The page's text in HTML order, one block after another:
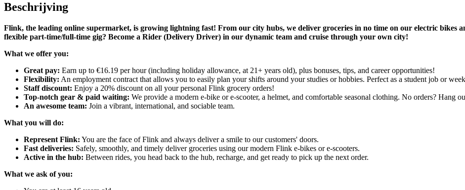
Beschrijving
Flink, the leading online supermarket, is growing lightning fast! From our city hubs, we deliver groceries in no time on our electric bikes
flexible part-time/full-time gig? Become a Rider (Delivery Driver) in our dynamic team and cruise through your own city!
What we offer you:
Great pay: Earn up to €16.19 per hour (including holiday allowance, at 21+ years old), plus bonuses, tips, and career opportunities!
Flexibility: An employment contract that allows you to easily plan your shifts around your studies or hobbies. Perfect as a student job or
Staff discount: Enjoy a 20% discount on all your personal Flink grocery orders!
Top-notch gear & paid waiting: We provide a modern e-bike or e-scooter, a helmet, and comfortable seasonal clothing. No orders? Hang
An awesome team: Join a vibrant, international, and sociable team.
What you will do:
Represent Flink: You are the face of Flink and always deliver a smile to our customers' doors.
Fast deliveries: Safely, smoothly, and timely deliver groceries using our modern Flink e-bikes or e-scooters.
Active in the hub: Between rides, you head back to the hub, recharge, and get ready to pick up the next order.
What we ask of you: